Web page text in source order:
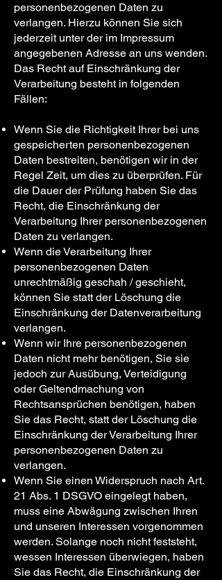
personenbezogenen Daten zu
verlangen. Hierzu können Sie sich
jederzeit unter der im Impressum
angegebenen Adresse an uns wenden.
Das Recht auf Einschränkung der
Verarbeitung besteht in folgenden
Fällen:
Wenn Sie die Richtigkeit Ihrer bei uns
gespeicherten personenbezogenen
Daten bestreiten, benötigen wir in der
Regel Zeit, um dies zu überprüfen. Für
die Dauer der Prüfung haben Sie das
Recht, die Einschränkung der
Verarbeitung Ihrer personenbezogenen
Daten zu verlangen.
Wenn die Verarbeitung Ihrer
personenbezogenen Daten
unrechtmäßig geschah / geschieht,
können Sie statt der Löschung die
Einschränkung der Datenverarbeitung
verlangen.
Wenn wir Ihre personenbezogenen
Daten nicht mehr benötigen, Sie sie
jedoch zur Ausübung, Verteidigung
oder Geltendmachung von
Rechtsansprüchen benötigen, haben
Sie das Recht, statt der Löschung die
Einschränkung der Verarbeitung Ihrer
personenbezogenen Daten zu
verlangen.
Wenn Sie einen Widerspruch nach Art.
21 Abs. 1 DSGVO eingelegt haben,
muss eine Abwägung zwischen Ihren
und unseren Interessen vorgenommen
werden. Solange noch nicht feststeht,
wessen Interessen überwiegen, haben
Sie das Recht, die Einschränkung der